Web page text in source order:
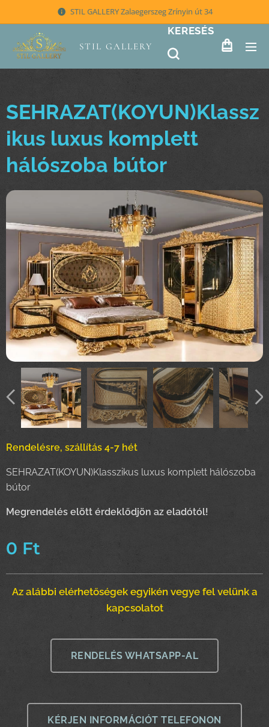
STIL GALLERY Zalaegerszeg Zrínyin út 34
STIL GALLERY
KERESÉS
SEHRAZAT(KOYUN)Klassz
ikus luxus komplett
hálószoba bútor
Rendelésre, szállítás 4-7 hét
SEHRAZAT(KOYUN)Klasszikus luxus komplett hálószoba
bútor
Megrendelés elött érdeklődjön az eladótól!
0 Ft
Az alábbi elérhetőségek egyikén vegye fel velünk a
kapcsolatot
RENDELÉS WHATSAPP-AL
KÉRJEN INFORMÁCIÓT TELEFONON